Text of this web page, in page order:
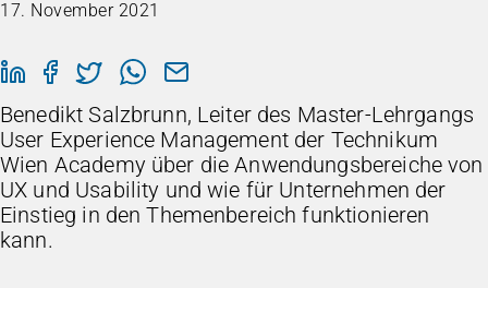
17. November 2021
Benedikt Salzbrunn, Leiter des Master-Lehrgangs
User Experience Management der Technikum
Wien Academy über die Anwendungsbereiche von
UX und Usability und wie für Unternehmen der
Einstieg in den Themenbereich funktionieren
kann.